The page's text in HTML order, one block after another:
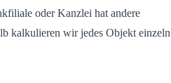
oder Kanzlei hat andere
kalkulieren wir jedes Objekt einzeln